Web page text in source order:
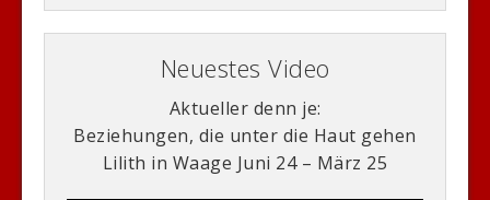
Neuestes Video
Aktueller denn je:
Beziehungen, die unter die Haut gehen
Lilith in Waage Juni 24 – März 25